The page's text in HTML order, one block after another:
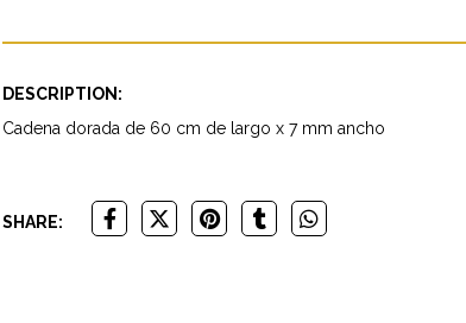
DESCRIPTION:
Cadena dorada de 60 cm de largo x 7 mm ancho
SHARE: